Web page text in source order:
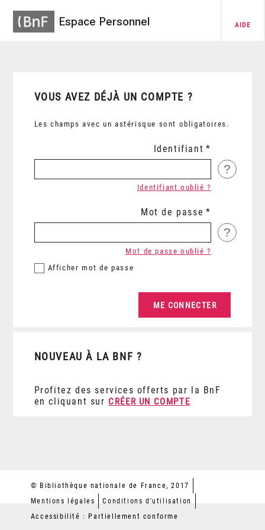
Espace Personnel AIDE
VOUS AVEZ DÉJÀ UN COMPTE ?
Les champs avec un astérisque sont obligatoires.
Identifiant
?
Identifiant oublié ?
Mot de passe
?
Afficher mot de passe
Mot de passe oublié ?
NOUVEAU À LA BNF ?
Profitez des services offerts par la BnF
en cliquant sur CRÉER UN COMPTE
© Bibliothèque nationale de France, 2017
Mentions légales
Conditions d'utilisation
Accessibilité : Partiellement conforme